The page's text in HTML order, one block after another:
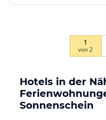
1
von2
Hotels in der
Sonnenschein